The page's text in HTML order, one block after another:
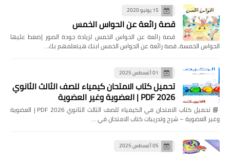
15 يونيو 2020
قصة رائعة عن الحواس الخمس
قصة رائعة عن الحواس الخمس لزيادة جودة الصور إضغط عليها
الحواس الخمسة, قصة رائعة عن الحواس الخمس ابنك هيتعلمهم بك…
01 أغسطس 2025
تحميل كتاب الامتحان كيمياء للصف الثالث الثانوي
2026 PDF | العضوية وغير العضوية
📘 تحميل كتاب الامتحان في الكيمياء للصف الثالث الثانوي 2026 PDF | العضوية
وغير العضوية – شرح وتدريبات كتاب الامتحان في …
05 أغسطس 2025